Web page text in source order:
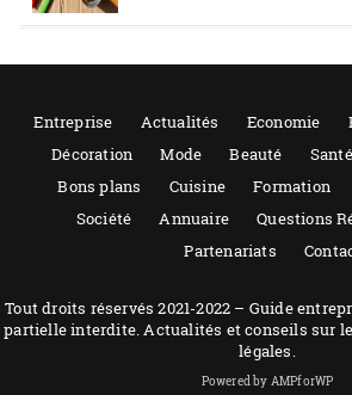
Entreprise Actualités Economie
Décoration
Mode Beauté Santé
Bons plans
Cuisine Formation
Société
Annuaire
Questions
Partenariats
Tout droits réservés 2021-2022 – Guide
partielle interdite. Actualités et conseils sur
légales.
Powered by AMPforWP